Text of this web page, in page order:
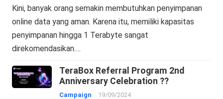
Kini, banyak orang semakin membutuhkan penyimpanan
online data yang aman. Karena itu, memiliki kapasitas
penyimpanan hingga 1 Terabyte sangat
direkomendasikan.…
TeraBox Referral Program 2nd
Anniversary Celebration ??
Campaign 19/09/2024